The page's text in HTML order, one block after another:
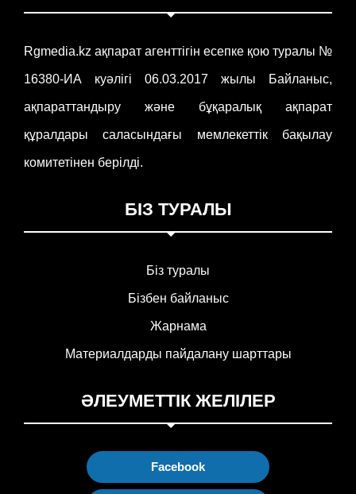
Rgmedia.kz ақпарат агенттігін есепке қою туралы №
16380-ИА куәлігі 06.03.2017 жылы Байланыс,
ақпараттандыру және бұқаралық ақпарат
құралдары саласындағы мемлекеттік бақылау
комитетінен берілді.
БІЗ ТУРАЛЫ
Біз туралы
Бізбен байланыс
Жарнама
Материалдарды пайдалану шарттары
ӘЛЕУМЕТТІК ЖЕЛІЛЕР
Facebook